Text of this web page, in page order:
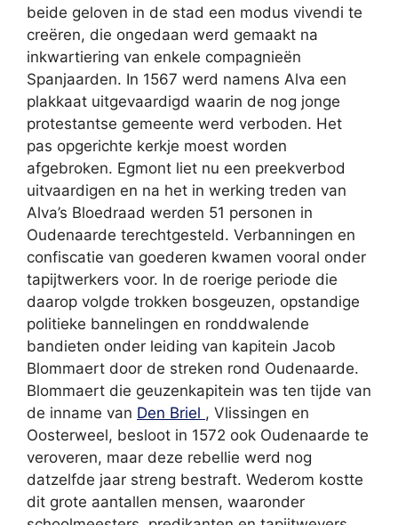
beide geloven in de stad een modus vivendi te
creëren, die ongedaan werd gemaakt na
inkwartiering van enkele compagnieën
Spanjaarden. In 1567 werd namens Alva een
plakkaat uitgevaardigd waarin de nog jonge
protestantse gemeente werd verboden. Het
pas opgerichte kerkje moest worden
afgebroken. Egmont liet nu een preekverbod
uitvaardigen en na het in werking treden van
Alva’s Bloedraad werden 51 personen in
Oudenaarde terechtgesteld. Verbanningen en
confiscatie van goederen kwamen vooral onder
tapijtwerkers voor. In de roerige periode die
daarop volgde trokken bosgeuzen, opstandige
politieke bannelingen en ronddwalende
bandieten onder leiding van kapitein Jacob
Blommaert door de streken rond Oudenaarde.
Blommaert die geuzenkapitein was ten tijde van
de inname van Den Briel , Vlissingen en
Oosterweel, besloot in 1572 ook Oudenaarde te
veroveren, maar deze rebellie werd nog
datzelfde jaar streng bestraft. Wederom kostte
dit grote aantallen mensen, waaronder